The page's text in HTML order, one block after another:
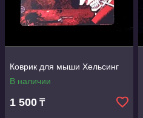
Коврик для мыши Хельсинг
В наличии
1 500 ₸